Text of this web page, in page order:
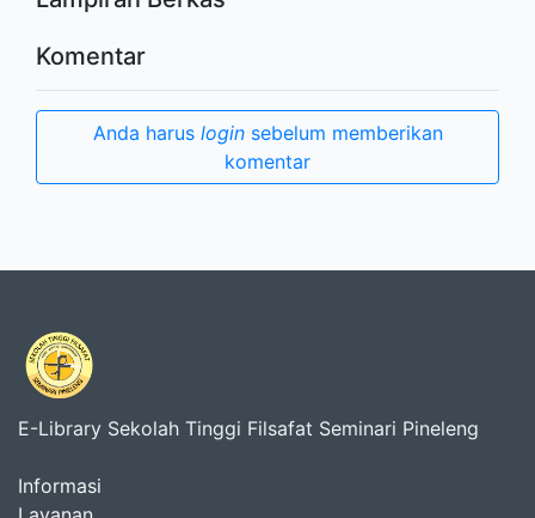
Komentar
Anda harus loginsebelum memberikan
komentar
E-Library Sekolah Tinggi Filsafat Seminari Pineleng
Informasi